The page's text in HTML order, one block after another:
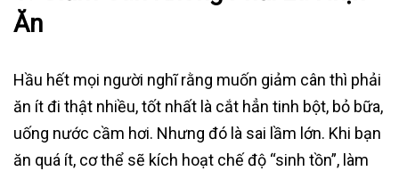
Ăn
Hầu hết mọi người nghĩ rằng muốn giảm cân thì phải
ăn ít đi thật nhiều, tốt nhất là cắt hẳn tinh bột, bỏ bữa,
uống nước cầm hơi. Nhưng đó là sai lầm lớn. Khi bạn
ăn quá ít, cơ thể sẽ kích hoạt chế độ “sinh tồn”, làm